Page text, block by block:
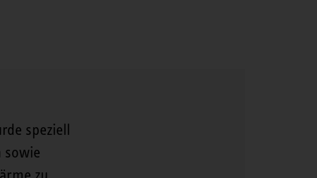
speziell
sowie